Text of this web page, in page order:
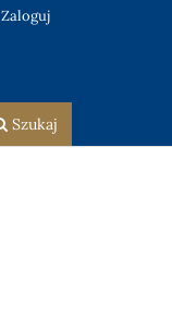
Szukaj
Zaloguj